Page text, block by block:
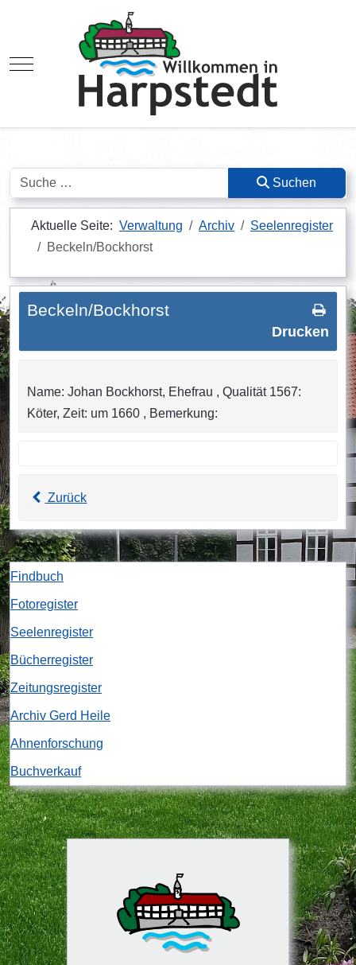
Mobile Menu Toggle
Suchen Suchen
Aktuelle Seite: Verwaltung Archiv
Seelenregister
Beckeln/Bockhorst
Drucken
Beckeln/Bockhorst
Name: Johan Bockhorst, Ehefrau , Qualität 1567:
Köter, Zeit: um 1660 , Bemerkung:
Zurück
Findbuch
Fotoregister
Seelenregister
Bücherregister
Zeitungsregister
Archiv Gerd Heile
Ahnenforschung
Buchverkauf